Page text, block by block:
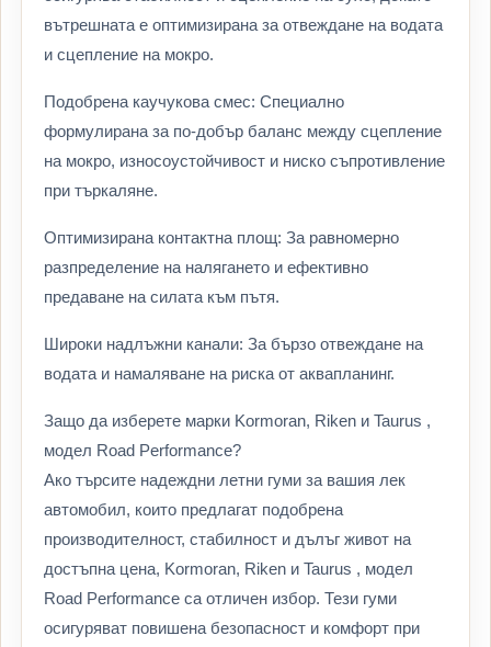
вътрешната е оптимизирана за отвеждане на водата
и сцепление на мокро.
Подобрена каучукова смес: Специално
формулирана за по-добър баланс между сцепление
на мокро, износоустойчивост и ниско съпротивление
при търкаляне.
Оптимизирана контактна площ: За равномерно
разпределение на налягането и ефективно
предаване на силата към пътя.
Широки надлъжни канали: За бързо отвеждане на
водата и намаляване на риска от аквапланинг.
Защо да изберете марки Kormoran, Riken и Taurus ,
модел Road Performance?
Ако търсите надеждни летни гуми за вашия лек
автомобил, които предлагат подобрена
производителност, стабилност и дълъг живот на
достъпна цена, Kormoran, Riken и Taurus , модел
Road Performance са отличен избор. Тези гуми
осигуряват повишена безопасност и комфорт при